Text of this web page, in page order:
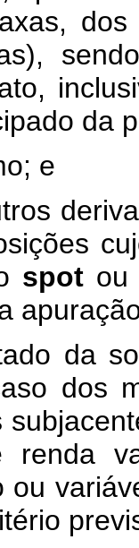
da
e
spotou
soma
dos
renda
ou